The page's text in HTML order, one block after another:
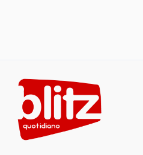
content